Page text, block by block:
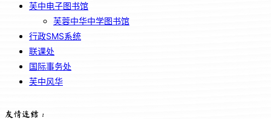
芙中电子图书馆
芙蓉中华中学图书馆
行政SMS系统
联课处
国际事务处
芙中风华
友情连结：